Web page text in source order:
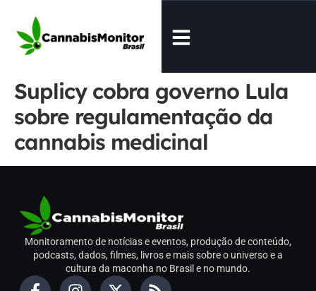
Suplicy cobra governo Lula
sobre regulamentação da
cannabis medicinal
Monitoramento de notícias e eventos, produção de conteúdo,
podcasts, dados, filmes, livros e mais sobre o universo e a
cultura da maconha no Brasil e no mundo.